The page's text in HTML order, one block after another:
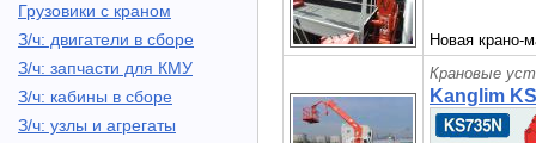
Грузовики с краном
З/ч: двигатели в сборе
З/ч: запчасти для КМУ
З/ч: кабины в сборе
З/ч: узлы и агрегаты
Новая крано-
Крановые
Kanglim